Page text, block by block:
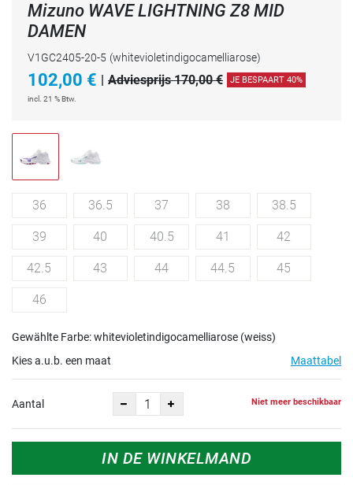
Mizuno WAVE LIGHTNING Z8 MID
DAMEN
V1GC2405-20-5 (whitevioletindigocamelliarose)
102,00 € | Adviesprijs 170,00 € JE BESPAART 40%
incl. 21 % Btw.
36 36.5 37 38 38.5
39 40 40.5 41 42
42.5 43 44 44.5 45
46
Gewählte Farbe: whitevioletindigocamelliarose (weiss)
Kies a.u.b. een maat
Maattabel
Aantal Niet meer beschikbaar
IN DE WINKELMAND